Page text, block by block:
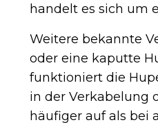
handelt es sich um
Weitere bekannte
oder eine kaputte
funktioniert die
in der Verkabelung
häufiger auf als bei